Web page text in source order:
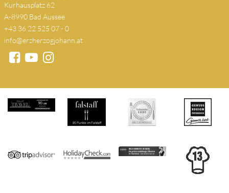
Kurhausplatz 62
A-8990 Bad Aussee
+43 36 22 525 07 - 0
info@erzherzogjohann.at